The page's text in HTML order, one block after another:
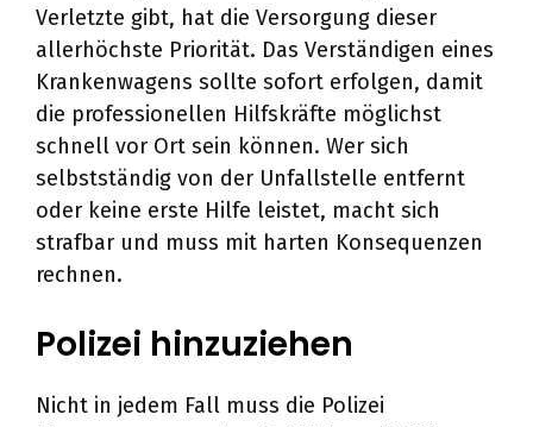
Verletzte gibt, hat die Versorgung dieser
allerhöchste Priorität. Das Verständigen eines
Krankenwagens sollte sofort erfolgen, damit
die professionellen Hilfskräfte möglichst
schnell vor Ort sein können. Wer sich
selbstständig von der Unfallstelle entfernt
oder keine erste Hilfe leistet, macht sich
strafbar und muss mit harten Konsequenzen
rechnen.
Polizei hinzuziehen
Nicht in jedem Fall muss die Polizei